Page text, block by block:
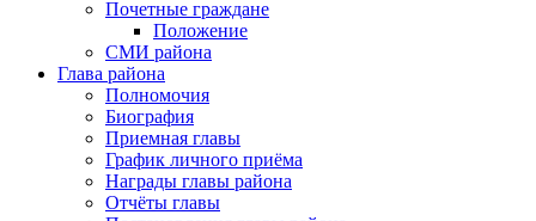
Почетные граждане
Положение
СМИ района
Глава района
Полномочия
Биография
Приемная главы
График личного приёма
Награды главы района
Отчёты главы